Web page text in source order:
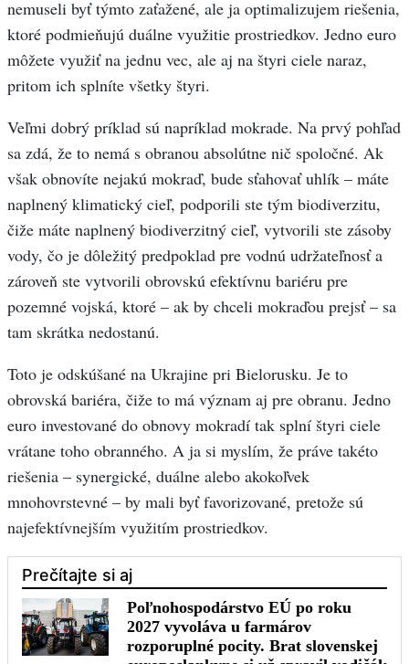
nemuseli byť týmto zaťažené, ale ja optimalizujem riešenia,
ktoré podmieňujú duálne využitie prostriedkov. Jedno euro
môžete využiť na jednu vec, ale aj na štyri ciele naraz,
pritom ich splníte všetky štyri.
Veľmi dobrý príklad sú napríklad mokrade. Na prvý pohľad
sa zdá, že to nemá s obranou absolútne nič spoločné. Ak
však obnovíte nejakú mokraď, bude sťahovať uhlík – máte
naplnený klimatický cieľ, podporili ste tým biodiverzitu,
čiže máte naplnený biodiverzitný cieľ, vytvorili ste zásoby
vody, čo je dôležitý predpoklad pre vodnú udržateľnosť a
zároveň ste vytvorili obrovskú efektívnu bariéru pre
pozemné vojská, ktoré – ak by chceli mokraďou prejsť – sa
tam skrátka nedostanú.
Toto je odskúšané na Ukrajine pri Bielorusku. Je to
obrovská bariéra, čiže to má význam aj pre obranu. Jedno
euro investované do obnovy mokradí tak splní štyri ciele
vrátane toho obranného. A ja si myslím, že práve takéto
riešenia – synergické, duálne alebo akokoľvek
mnohovrstevné – by mali byť favorizované, pretože sú
najefektívnejším využitím prostriedkov.